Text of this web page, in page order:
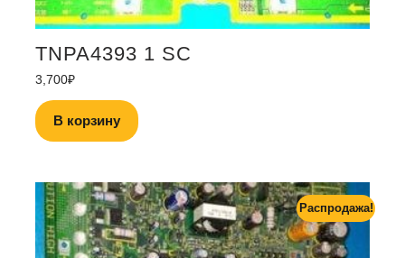
TNPA4393 1 SC
3,700₽
В корзину
Распродажа!